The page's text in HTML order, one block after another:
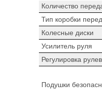
Количество
Тип коробки
Колесные диски
Усилитель руля
Регулировка
Подушки